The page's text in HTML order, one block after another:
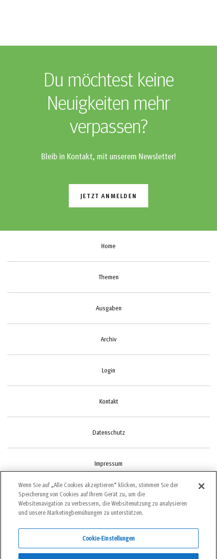
Du möchtest keine
Neuigkeiten mehr
verpassen?
Bleib in Kontakt, mit unserem Newsletter!
JETZT ANMELDEN
Home
Themen
Ausgaben
Archiv
Login
Kontakt
Datenschutz
Impressum
Cookie-Einstellungen
©2022 bergundsteigen
Wenn Sie auf „Alle Cookies akzeptieren“ klicken, stimmen Sie der
Speicherung von Cookies auf Ihrem Gerät zu, um die
Websitenavigation zu verbessern, die Websitenutzung zu analysieren
und unsere Marketingbemühungen zu unterstützen.
Cookie-Einstellungen